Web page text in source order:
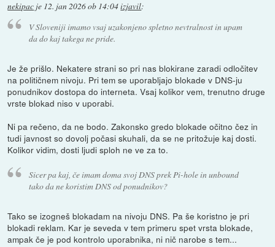
nekipac je 12. jan 2026 ob 14:04izjavil:
V Sloveniji imamo vsaj uzakonjeno spletno nevtralnost in upam
da do kaj takega ne pride.
Je že prišlo. Nekatere strani so pri nas blokirane zaradi odločitev
na političnem nivoju. Pri tem se uporabljajo blokade v DNS-ju
ponudnikov dostopa do interneta. Vsaj kolikor vem, trenutno druge
vrste blokad niso v uporabi.
Ni pa rečeno, da ne bodo. Zakonsko gredo blokade očitno čez in
tudi javnost so dovolj počasi skuhali, da se ne pritožuje kaj dosti.
Kolikor vidim, dosti ljudi sploh ne ve za to.
Sicer pa kaj, če imam doma svoj DNS prek Pi-hole in unbound
tako da ne koristim DNS od ponudnikov?
Tako se izogneš blokadam na nivoju DNS. Pa še koristno je pri
blokadi reklam. Kar je seveda v tem primeru spet vrsta blokade,
ampak če je pod kontrolo uporabnika, ni nič narobe s tem...